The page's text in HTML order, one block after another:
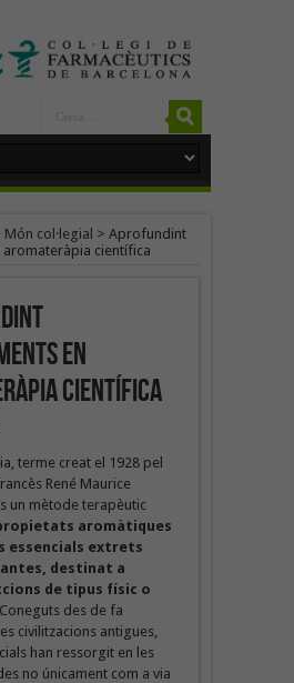
Món col·legial > Aprofundint
aromateràpia científica
en
científica
terme creat el 1928 pel
René Maurice
un mètode terapèutic
aromàtiques
essencials extrets
destinat a
de tipus físic o
des de fa
civilitzacions antigues,
han ressorgit en les
no únicament com a via